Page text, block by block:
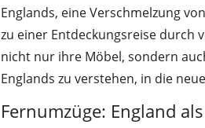
Englands, eine Verschmelzung
zu einer Entdeckungsreise durch
nicht nur ihre Möbel, sondern
Englands zu verstehen, in die
Fernumzüge: England